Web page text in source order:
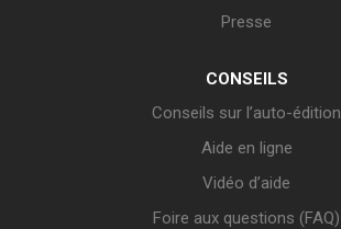
Presse
CONSEILS
Conseils sur l’auto-édition
Aide en ligne
Vidéo d’aide
Foire aux questions (FAQ)